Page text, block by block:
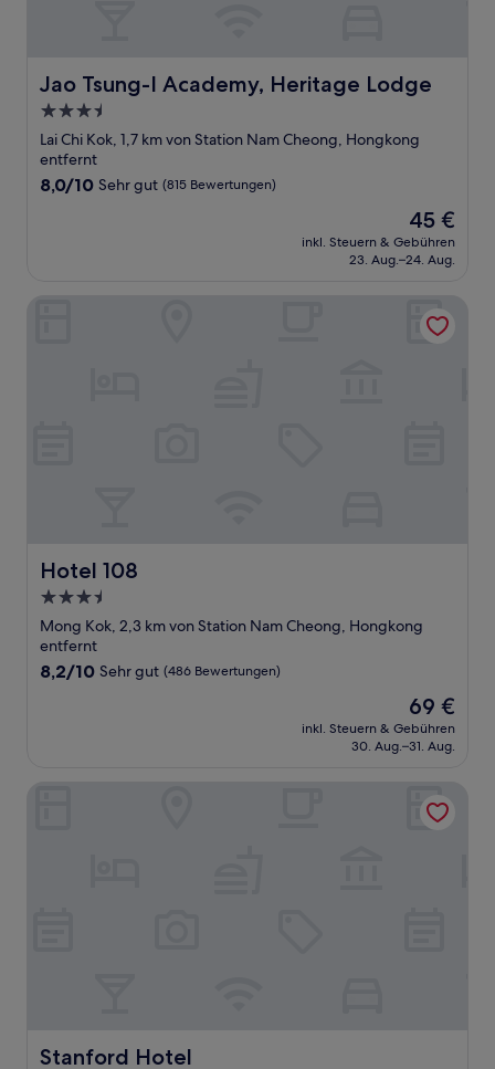
Jao Tsung-I Academy, Heritage Lodge
Jao Tsung-I Academy, Heritage Lodge
3.5-
Sterne-
Unterkunft
Lai Chi Kok, 1,7 km von Station Nam Cheong, Hongkong
entfernt
8.0
Bewertungen)
8,0/10 Sehr gut (815 Bewertungen)
Der
Preis
beträgt
45 €
inkl. Steuern & Gebühren
23. Aug.–24. Aug.
Hotel 108
Hotel 108
3.5-
Sterne-
Unterkunft
Mong Kok, 2,3 km von Station Nam Cheong, Hongkong
entfernt
8.2
Bewertungen)
8,2/10 Sehr gut (486 Bewertungen)
Der
Preis
beträgt
69 €
inkl. Steuern & Gebühren
30. Aug.–31. Aug.
Stanford Hotel
Stanford Hotel